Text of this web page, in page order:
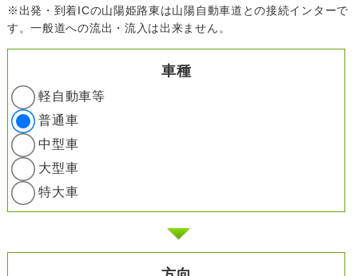
※出発・到着ICの山陽姫路東は山陽自動車道との接続インターで
す。一般道への流出・流入は出来ません。
車種
軽自動車等
普通車
中型車
大型車
特大車